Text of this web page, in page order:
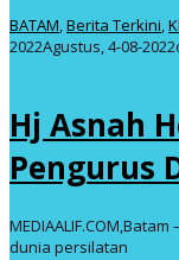
BATAM,Berita Terkini,
2022Agustus, 4-08-2022
Hj Asnah
Pengurus
dunia persilatan